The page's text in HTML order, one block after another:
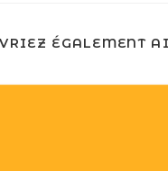
ÉGALEMENT